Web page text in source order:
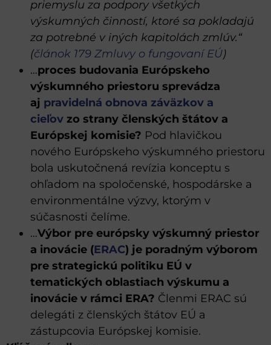
priemyslu za podpory všetkých
výskumných činností, ktoré sa pokladajú
za potrebné v iných kapi­tolách zmlúv.“
(článok 179 Zmluvy o fungovaní EÚ)
…proces budovania Európskeho
výskumného priestoru sprevádza
aj pravidelná obnova záväzkov a
cieľov zo strany členských štátov a
Európskej komisie? Pod hlavičkou
nového Európskeho výskumného priestoru
bola uskutočnená revízia konceptu s
ohľadom na spoločenské, hospodárske a
environmentálne výzvy, ktorým v
súčasnosti čelíme.
…Výbor pre európsky výskumný priestor
a inovácie (ERAC) je poradným výborom
pre strategickú politiku EÚ v
tematických oblastiach výskumu a
inovácie v rámci ERA? Členmi ERAC sú
delegáti z členských štátov EÚ a
zástupcovia Európskej komisie.